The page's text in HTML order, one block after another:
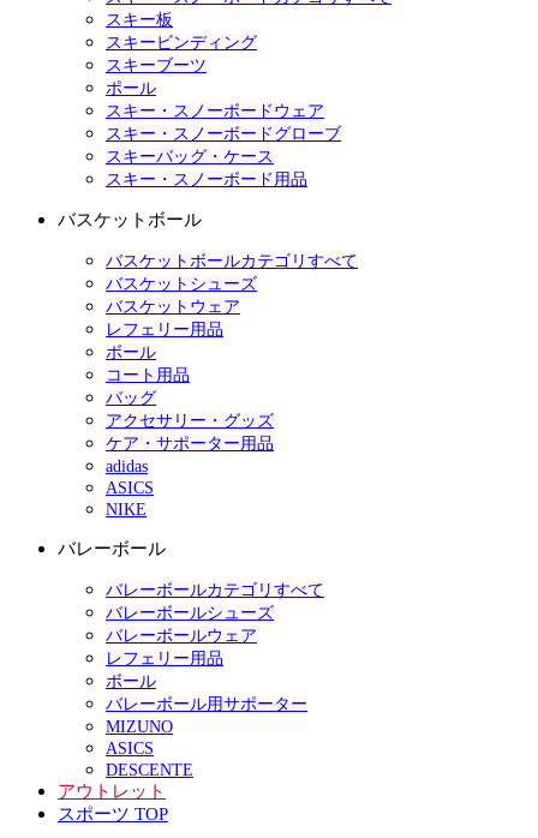
スキー板
スキービンディング
スキーブーツ
ポール
スキー・スノーボードウェア
スキー・スノーボードグローブ
スキーバッグ・ケース
スキー・スノーボード用品
バスケットボール
バスケットボールカテゴリすべて
バスケットシューズ
バスケットウェア
レフェリー用品
ボール
コート用品
バッグ
アクセサリー・グッズ
ケア・サポーター用品
adidas
ASICS
NIKE
バレーボール
バレーボールカテゴリすべて
バレーボールシューズ
バレーボールウェア
レフェリー用品
ボール
バレーボール用サポーター
MIZUNO
ASICS
DESCENTE
アウトレット
スポーツ TOP